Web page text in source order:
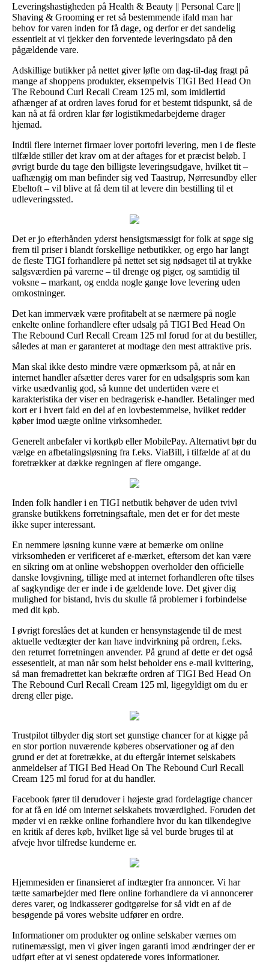
Leveringshastigheden på Health & Beauty || Personal Care ||
Shaving & Grooming er ret så bestemmende ifald man har
behov for varen inden for få dage, og derfor er det sandelig
essentielt at vi tjekker den forventede leveringsdato på den
pågældende vare.
Adskillige butikker på nettet giver løfte om dag-til-dag fragt på
mange af shoppens produkter, eksempelvis TIGI Bed Head On
The Rebound Curl Recall Cream 125 ml, som imidlertid
afhænger af at ordren laves forud for et bestemt tidspunkt, så de
kan nå at få ordren klar før logistikmedarbejderne drager
hjemad.
Indtil flere internet firmaer lover portofri levering, men i de fleste
tilfælde stiller det krav om at der aftages for et præcist beløb. I
øvrigt burde du tage den billigste leveringsudgave, hvilket tit –
uafhængig om man befinder sig ved Taastrup, Nørresundby eller
Ebeltoft – vil blive at få dem til at levere din bestilling til et
udleveringssted.
Det er jo efterhånden yderst hensigtsmæssigt for folk at søge sig
frem til priser i blandt forskellige netbutikker, og ergo har langt
de fleste TIGI forhandlere på nettet set sig nødsaget til at trykke
salgsværdien på varerne – til drenge og piger, og samtidig til
voksne – markant, og endda nogle gange love levering uden
omkostninger.
Det kan immervæk være profitabelt at se nærmere på nogle
enkelte online forhandlere efter udsalg på TIGI Bed Head On
The Rebound Curl Recall Cream 125 ml forud for at du bestiller,
således at man er garanteret at modtage den mest attraktive pris.
Man skal ikke desto mindre være opmærksom på, at når en
internet handler afsætter deres varer for en udsalgspris som kan
virke usædvanlig god, så kunne det undertiden være et
karakteristika der viser en bedragerisk e-handler. Betalinger med
kort er i hvert fald en del af en lovbestemmelse, hvilket redder
køber imod uægte online virksomheder.
Generelt anbefaler vi kortkøb eller MobilePay. Alternativt bør du
vælge en afbetalingsløsning fra f.eks. ViaBill, i tilfælde af at du
foretrækker at dække regningen af flere omgange.
Inden folk handler i en TIGI netbutik behøver de uden tvivl
granske butikkens forretningsaftale, men det er for det meste
ikke super interessant.
En nemmere løsning kunne være at bemærke om online
virksomheden er verificeret af e-mærket, eftersom det kan være
en sikring om at online webshoppen overholder den officielle
danske lovgivning, tillige med at internet forhandleren ofte tilses
af sagkyndige der er inde i de gældende love. Det giver dig
mulighed for bistand, hvis du skulle få problemer i forbindelse
med dit køb.
I øvrigt foreslåes det at kunden er hensynstagende til de mest
aktuelle vedtægter der kan have indvirkning på ordren, f.eks.
den returret forretningen anvender. På grund af dette er det også
essesentielt, at man når som helst beholder ens e-mail kvittering,
så man fremadrettet kan bekræfte ordren af TIGI Bed Head On
The Rebound Curl Recall Cream 125 ml, ligegyldigt om du er
dreng eller pige.
Trustpilot tilbyder dig stort set gunstige chancer for at kigge på
en stor portion nuværende køberes observationer og af den
grund er det at foretrække, at du eftergår internet selskabets
anmeldelser af TIGI Bed Head On The Rebound Curl Recall
Cream 125 ml forud for at du handler.
Facebook fører til derudover i højeste grad fordelagtige chancer
for at få en idé om internet selskabets troværdighed. Foruden det
møder vi en række online forhandlere hvor du kan tilkendegive
en kritik af deres køb, hvilket lige så vel burde bruges til at
afveje hvor tilfredse kunderne er.
Hjemmesiden er finansieret af indtægter fra annoncer. Vi har
tætte samarbejder med flere online forhandlere da vi annoncerer
deres varer, og indkasserer godtgørelse for så vidt en af de
besøgende på vores website udfører en ordre.
Informationer om produkter og online selskaber værnes om
rutinemæssigt, men vi giver ingen garanti imod ændringer der er
udført efter at vi senest opdaterede vores informationer.